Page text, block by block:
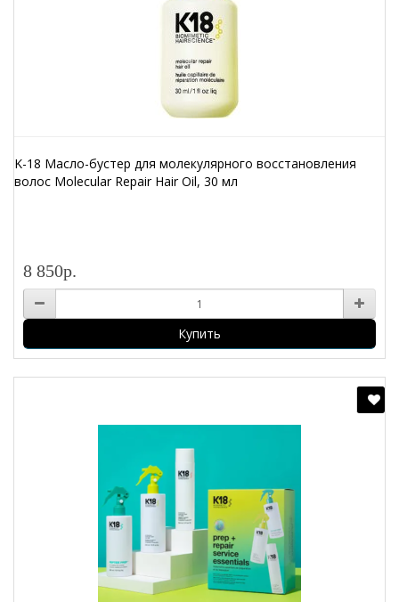
K-18 Масло-бустер для молекулярного восстановления
волос Molecular Repair Hair Oil, 30 мл
8 850р.
Купить